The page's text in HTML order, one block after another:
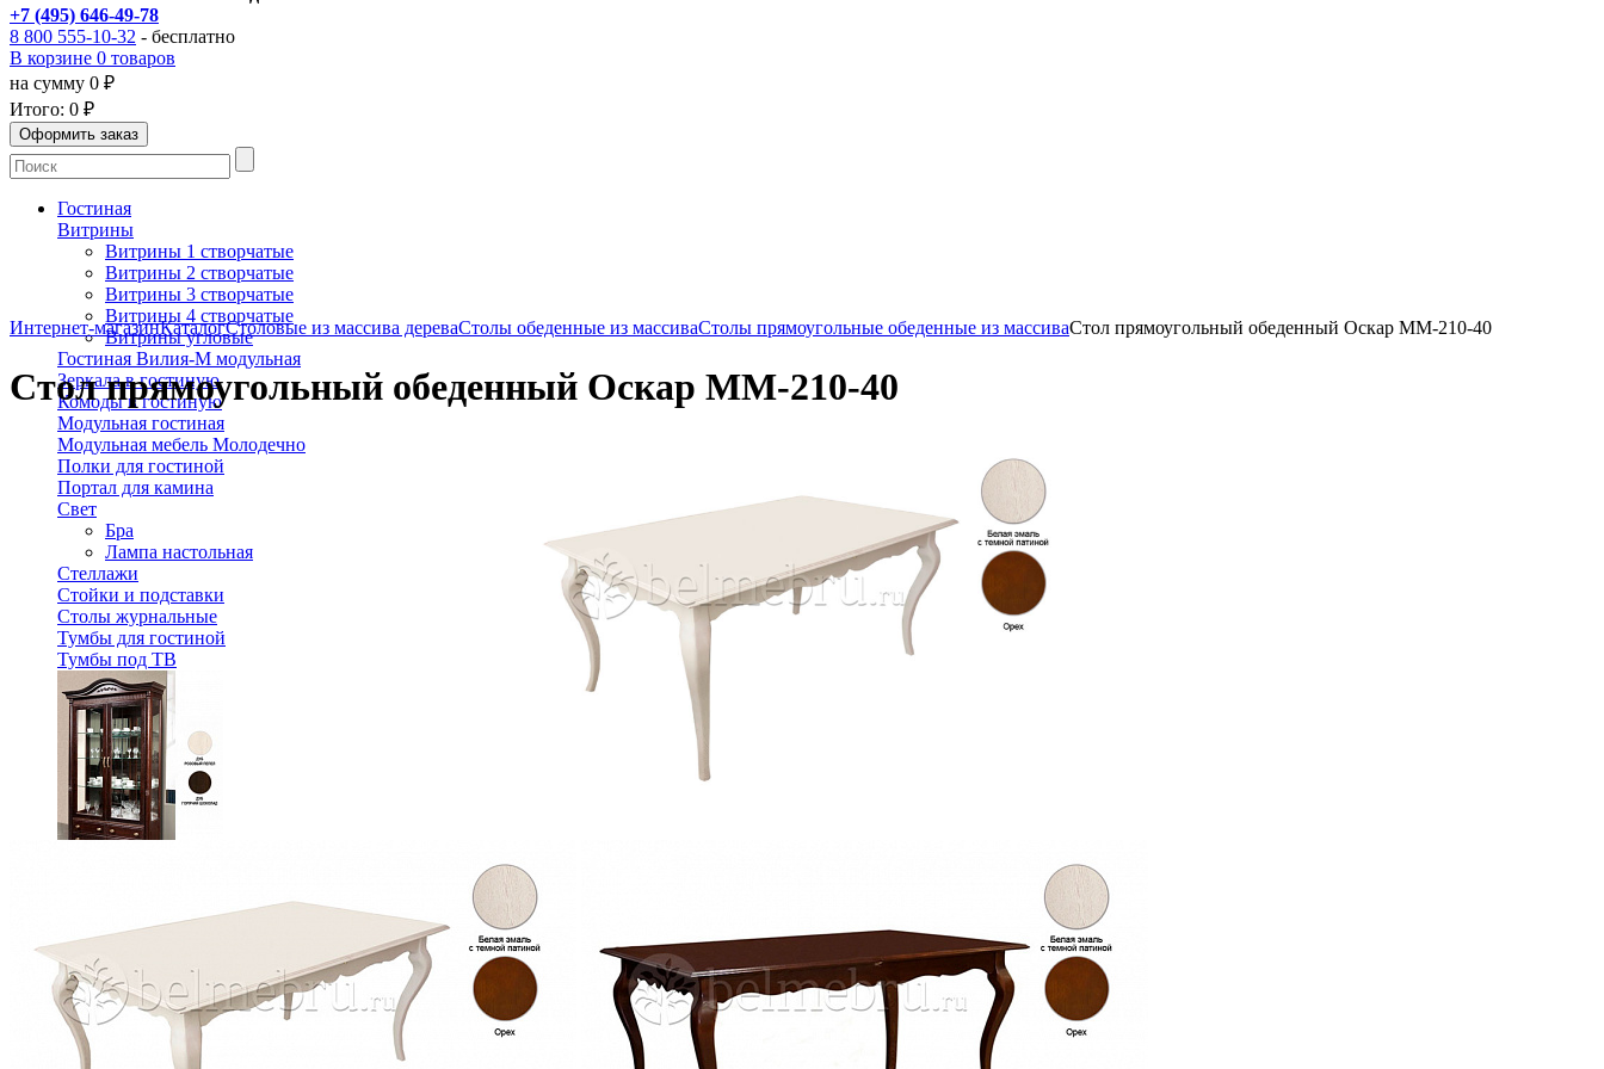
+7 (495) 646-49-78
8 800 555-10-32 - бесплатно
В корзине 0 товаров
на сумму 0 ₽
Итого: 0 ₽
Гостиная
Витрины
Витрины 1 створчатые
Витрины 2 створчатые
Витрины 3 створчатые
Витрины 4 створчатые
Витрины угловые
Гостиная Вилия-М модульная
Зеркала в гостиную
Комоды в гостиную
Модульная гостиная
Модульная мебель Молодечно
Полки для гостиной
Портал для камина
Свет
Бра
Лампа настольная
Стеллажи
Стойки и подставки
Столы журнальные
Тумбы для гостиной
Тумбы под ТВ
238 000 ₽
В корзину
-17%
Спальня
Деревянные кровати с подъемным механизмом
Интернет-магазинКаталогСтоловые из массива дереваСтолы обеденные из массиваСтолы прямоугольные обеденные из массиваСтол прямоугольный обеденный Оскар ММ-210-40
Стол прямоугольный обеденный Оскар ММ-210-40